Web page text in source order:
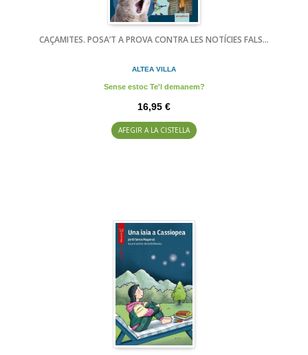
CAÇAMITES. POSA’T A PROVA CONTRA LES NOTÍCIES FALS...
ALTEA VILLA
Sense estoc Te'l demanem?
16,95 €
AFEGIR A LA CISTELLA